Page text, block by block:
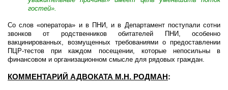
гостей».
Со слов «оператора» и в ПНИ, и в Департамент поступали сотни
звонков от родственников обитателей ПНИ, особенно
вакцинированных, возмущенных требованиями о предоставлении
ПЦР-тестов при каждом посещении, которые непосильны в
финансовом и организационном смысле для рядовых граждан.
КОММЕНТАРИЙ АДВОКАТА М.Н. РОДМАН: